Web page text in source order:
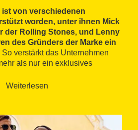
ist von verschiedenen
worden, unter ihnen Mick
der Rolling Stones, und Lenny
des Gründers der Marke ein
So verstärkt das Unternehmen
als nur ein exklusives
Weiterlesen